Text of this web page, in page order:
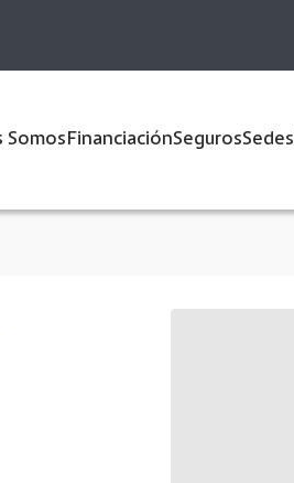
SomosFinanciaciónSegurosSedes